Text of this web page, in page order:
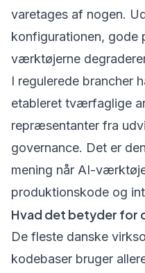
varetages af nogen.
konfigurationen, gode
værktøjerne
I regulerede brancher
etableret tværfaglige
repræsentanter fra
governance. Det er
mening når AI-
produktionskode og
Hvad det betyder for
De fleste danske
kodebaser bruger